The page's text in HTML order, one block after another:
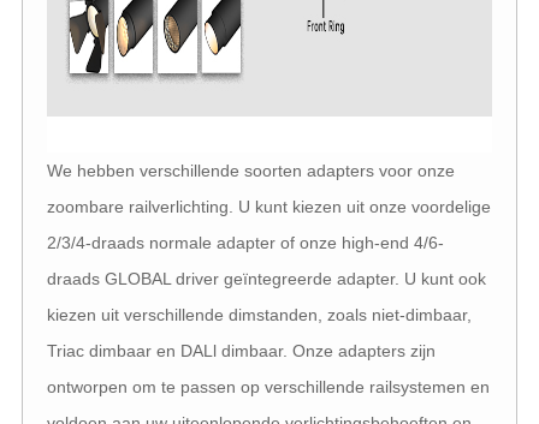
We hebben verschillende soorten adapters voor onze
zoombare railverlichting. U kunt kiezen uit onze voordelige
2/3/4-draads normale adapter of onze high-end 4/6-
draads GLOBAL driver geïntegreerde adapter. U kunt ook
kiezen uit verschillende dimstanden, zoals niet-dimbaar,
Triac dimbaar en DALl dimbaar. Onze adapters zijn
ontworpen om te passen op verschillende railsystemen en